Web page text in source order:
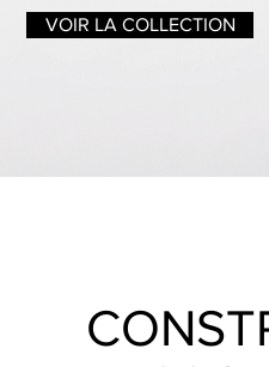
VOIR LA COLLECTION